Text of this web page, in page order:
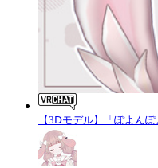
【3Ⅾモデル】「ぽよん